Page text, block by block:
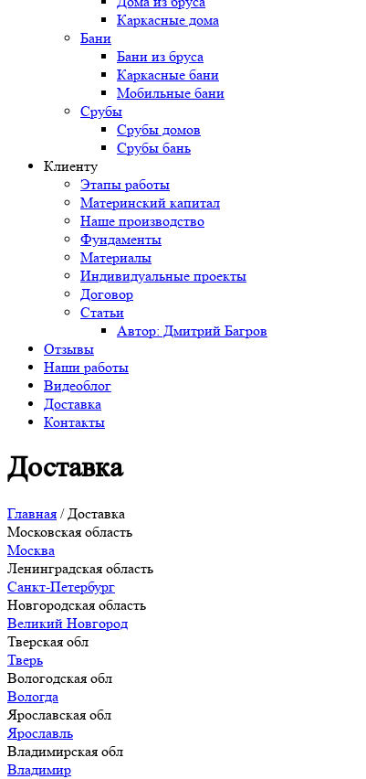
Каркасные дома
Бани
Бани из бруса
Каркасные бани
Мобильные бани
Срубы
Срубы домов
Срубы бань
Клиенту
Этапы работы
Материнский капитал
Наше производство
Фундаменты
Материалы
Индивидуальные проекты
Договор
Статьи
Автор: Дмитрий Багров
Отзывы
Наши работы
Видеоблог
Доставка
Контакты
Доставка
Главная /Доставка
Московская область
Москва
Ленинградская область
Санкт-Петербург
Новгородская область
Великий Новгород
Тверская обл
Тверь
Вологодская обл
Вологда
Ярославская обл
Ярославль
Владимирская обл
Владимир